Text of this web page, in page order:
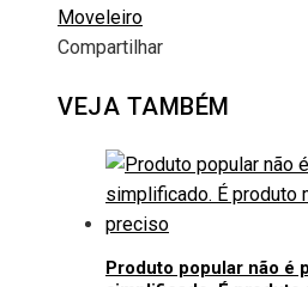
Moveleiro
Compartilhar
VEJA TAMBÉM
Produto popular não é